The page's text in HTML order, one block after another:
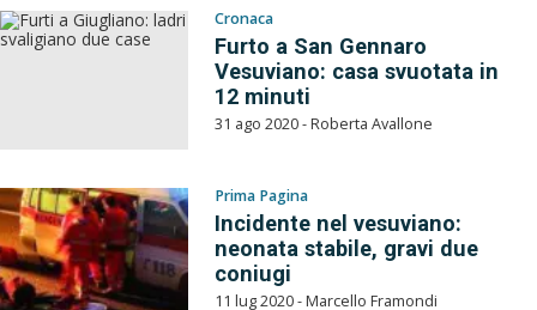
Cronaca
Furto a San Gennaro
Vesuviano: casa svuotata in
12 minuti
31 ago 2020 - Roberta Avallone
Prima Pagina
Incidente nel vesuviano:
neonata stabile, gravi due
coniugi
11 lug 2020 - Marcello Framondi